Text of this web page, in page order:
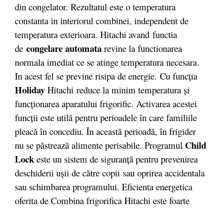
din congelator. Rezultatul este o temperatura
constanta in interiorul combinei, independent de
temperatura exterioara. Hitachi avand functia
de congelare automata revine la functionarea
normala imediat ce se atinge temperatura necesara.
In acest fel se previne risipa de energie. Cu funcţia
Holiday Hitachi re­duce la minim tem­pe­ratura şi
func­­­ţionarea a­pa­ratului fri­­gorific. Ac­tivarea acestei
funcţii este utilă pentru perioadele în care familiile
pleacă în concediu. În această pe­­rioadă, în fri­gider
nu se păstrează alimente perisabile. Programul Child
Lock este un sistem de siguranţă pentru prevenirea
deschiderii uşii de către copii sau oprirea accidentala
sau schimbarea programului. Eficienta energetica
oferita de Combina frigorifica Hitachi este foarte